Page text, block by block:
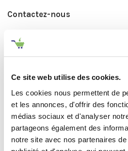
Ce site web utilise des cookies.
Les cookies nous permettent de
et les annonces, d'offrir des
médias sociaux et d'analyser
partageons également des
notre site avec nos partenaires
Contactez-nous
Sujet
Document joint